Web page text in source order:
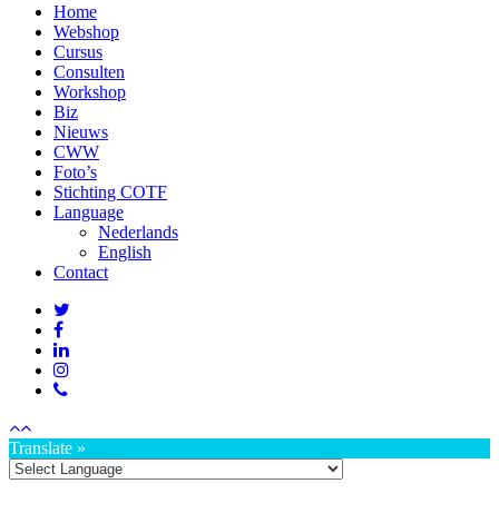
Home
Webshop
Cursus
Consulten
Workshop
Biz
Nieuws
CWW
Foto’s
Stichting COTF
Language
Nederlands
English
Contact
Translate »